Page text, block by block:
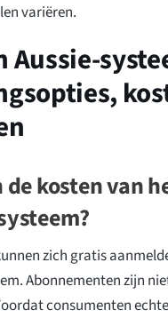
variëren.
Aussie-
de kosten van
zich gratis
Abonnementen zijn
consumenten